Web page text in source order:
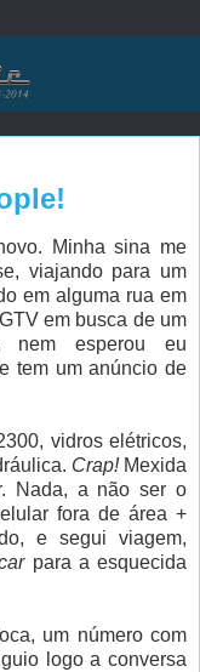
Minha sina me
viajando para um
em alguma rua em
em busca de um
nem esperou eu
tem um anúncio de
vidros elétricos,
Crap!Mexida
Nada, a não ser o
fora de área +
e segui viagem,
para a esquecida
um número com
logo a conversa